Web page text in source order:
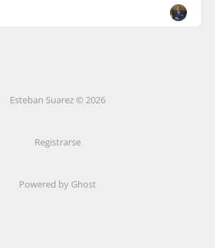
Esteban Suarez © 2026
Registrarse
Powered by Ghost